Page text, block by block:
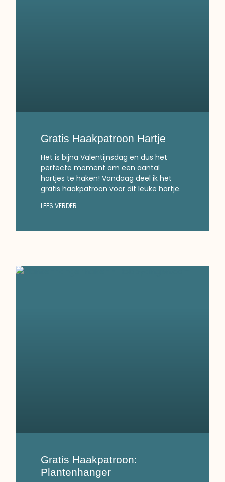
Gratis Haakpatroon Hartje
Het is bijna Valentijnsdag en dus het
perfecte moment om een aantal
hartjes te haken! Vandaag deel ik het
gratis haakpatroon voor dit leuke hartje.
LEES VERDER
Gratis Haakpatroon:
Plantenhanger